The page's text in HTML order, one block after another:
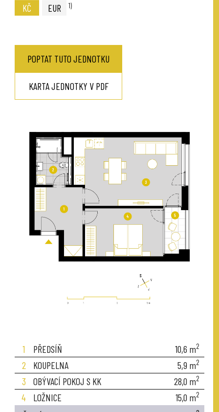
KČ EUR 1)
POPTAT TUTO JEDNOTKU
KARTA JEDNOTKY V PDF
1 PŘEDSÍŇ 10,6 m2
2 KOUPELNA 5,9 m2
3 OBÝVACÍ POKOJ S KK 28,0 m2
4 LOŽNICE 15,0 m2